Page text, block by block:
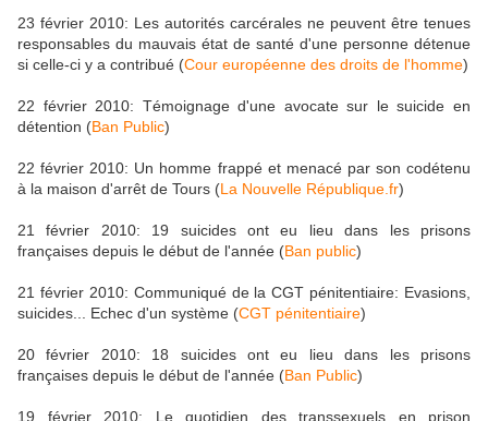
23 février 2010: Les autorités carcérales ne peuvent être tenues
responsables du mauvais état de santé d'une personne détenue
si celle-ci y a contribué (Cour européenne des droits de l'homme)
22 février 2010: Témoignage d'une avocate sur le suicide en
détention (Ban Public)
22 février 2010: Un homme frappé et menacé par son codétenu
à la maison d'arrêt de Tours (La Nouvelle République.fr)
21 février 2010: 19 suicides ont eu lieu dans les prisons
françaises depuis le début de l'année (Ban public)
21 février 2010: Communiqué de la CGT pénitentiaire: Evasions,
suicides... Echec d'un système (CGT pénitentiaire)
20 février 2010: 18 suicides ont eu lieu dans les prisons
françaises depuis le début de l'année (Ban Public)
19 février 2010: Le quotidien des transsexuels en prison